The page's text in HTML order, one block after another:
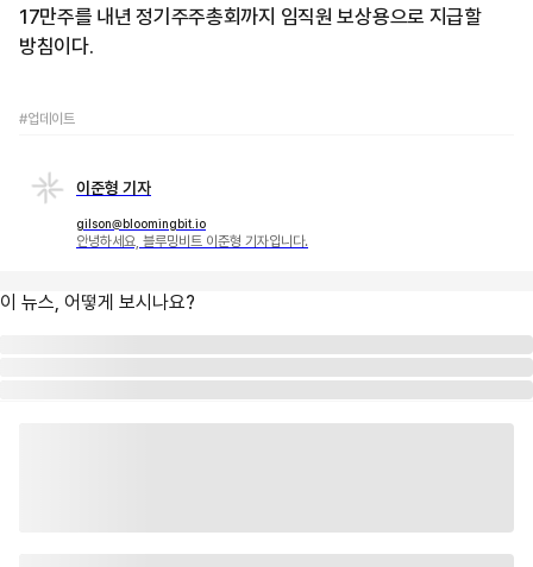
17만주를 내년 정기주주총회까지 임직원 보상용으로 지급할
방침이다.
#업데이트
이준형 기자
gilson@bloomingbit.io
안녕하세요, 블루밍비트 이준형 기자입니다.
이 뉴스, 어떻게 보시나요?